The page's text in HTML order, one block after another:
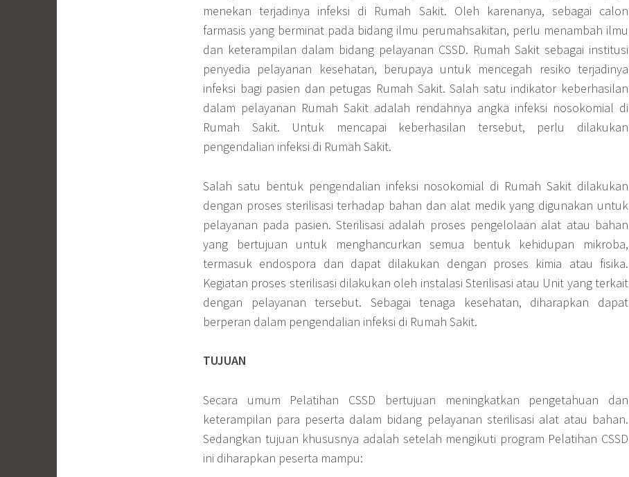
menekan terjadinya infeksi di Rumah Sakit. Oleh karenanya, sebagai calon
farmasis yang berminat pada bidang ilmu perumahsakitan, perlu menambah ilmu
dan keterampilan dalam bidang pelayanan CSSD. Rumah Sakit sebagai institusi
penyedia pelayanan kesehatan, berupaya untuk mencegah resiko terjadinya
infeksi bagi pasien dan petugas Rumah Sakit. Salah satu indikator keberhasilan
dalam pelayanan Rumah Sakit adalah rendahnya angka infeksi nosokomial di
Rumah Sakit. Untuk mencapai keberhasilan tersebut, perlu dilakukan
pengendalian infeksi di Rumah Sakit.
Salah satu bentuk pengendalian infeksi nosokomial di Rumah Sakit dilakukan
dengan proses sterilisasi terhadap bahan dan alat medik yang digunakan untuk
pelayanan pada pasien. Sterilisasi adalah proses pengelolaan alat atau bahan
yang bertujuan untuk menghancurkan semua bentuk kehidupan mikroba,
termasuk endospora dan dapat dilakukan dengan proses kimia atau fisika.
Kegiatan proses sterilisasi dilakukan oleh instalasi Sterilisasi atau Unit yang terkait
dengan pelayanan tersebut. Sebagai tenaga kesehatan, diharapkan dapat
berperan dalam pengendalian infeksi di Rumah Sakit.
TUJUAN
Secara umum Pelatihan CSSD bertujuan meningkatkan pengetahuan dan
keterampilan para peserta dalam bidang pelayanan sterilisasi alat atau bahan.
Sedangkan tujuan khususnya adalah setelah mengikuti program Pelatihan CSSD
ini diharapkan peserta mampu: